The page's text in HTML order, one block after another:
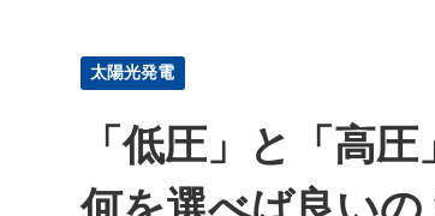
太陽光発電
「低圧」と「高